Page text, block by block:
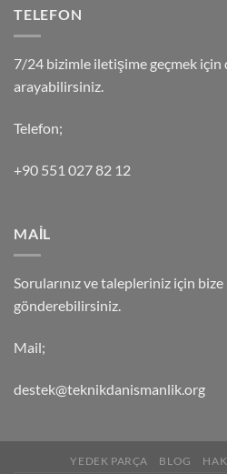
TELEFON
7/24 bizimle iletişime geçmek için
arayabilirsiniz.
Telefon;
+90 551 027 82 12
MAİL
Sorularınız ve talepleriniz için
gönderebilirsiniz.
Mail;
destek@teknikdanismanlik.org
YEDEK PARÇA BLOG